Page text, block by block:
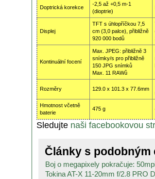
Doptrická korekce
-2,5 až +0,5 m-1
(dioptrie)
Displej
TFT s úhlopříčkou 7,5
cm (3,0 palce), přibližně
920 000 bodů
Kontinuální focení
Max. JPEG: přibližně 3
snímky/s pro přibližně
150 JPG snímků
Max. 11 RAWů
Rozměry 129.0 x 101.3 x 77.6mm
Hmotnost včetně
baterie
475 g
Sledujte naši facebookovou
Články s podobným
Boj o megapixely pokračuje:
Tokina AT-X 11-20mm f/2.8 PRO